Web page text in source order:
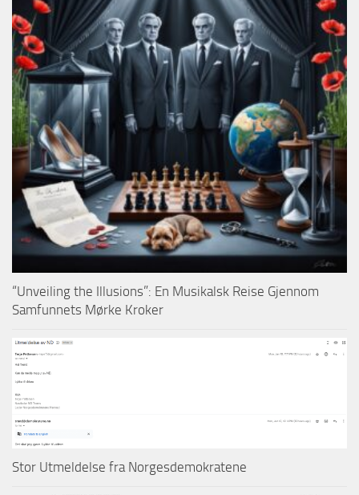
“Unveiling the Illusions”: En Musikalsk Reise Gjennom
Samfunnets Mørke Kroker
Stor Utmeldelse fra Norgesdemokratene